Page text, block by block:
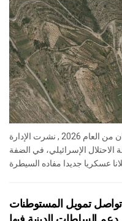
في الثالث والعشرين من شهر حزيران من العام 2026 , نشرت الإدارة
الاحتلال الإسرائيلي، في الضفة
تمويل المستوطنات
دعم السلطات الدينية فيها